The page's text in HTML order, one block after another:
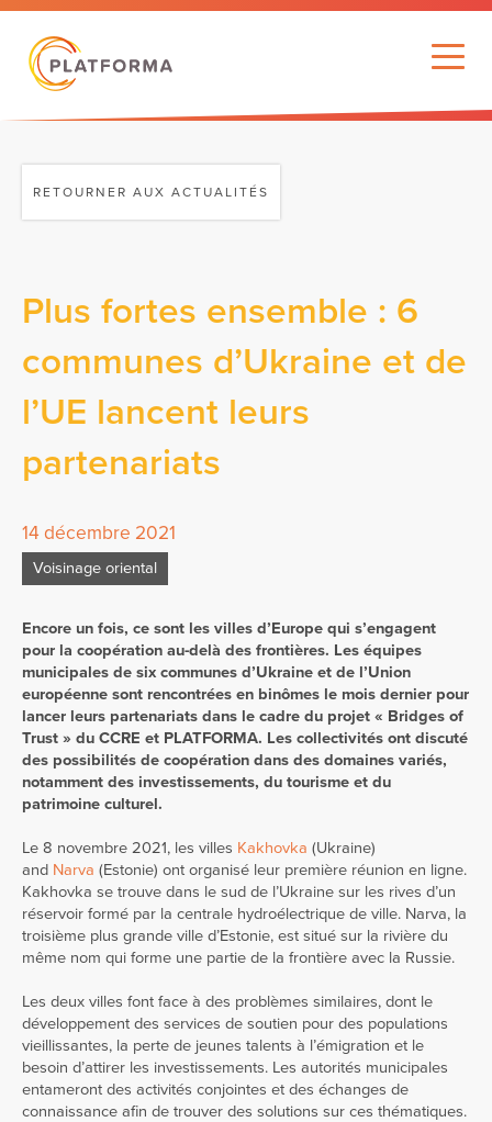
RETOURNER AUX ACTUALITÉS
Plus fortes ensemble : 6
communes d’Ukraine et de
l’UE lancent leurs
partenariats
14 décembre 2021
Voisinage oriental
Encore un fois, ce sont les villes d’Europe qui s’engagent
pour la coopération au-delà des frontières. Les équipes
municipales de six communes d’Ukraine et de l’Union
européenne sont rencontrées en binômes le mois dernier pour
lancer leurs partenariats dans le cadre du projet « Bridges of
Trust » du CCRE et PLATFORMA. Les collectivités ont discuté
des possibilités de coopération dans des domaines variés,
notamment des investissements, du tourisme et du
patrimoine culturel.
Le 8 novembre 2021, les villes Kakhovka (Ukraine)
and Narva (Estonie) ont organisé leur première réunion en ligne.
Kakhovka se trouve dans le sud de l’Ukraine sur les rives d’un
réservoir formé par la centrale hydroélectrique de ville. Narva, la
troisième plus grande ville d’Estonie, est situé sur la rivière du
même nom qui forme une partie de la frontière avec la Russie.
Les deux villes font face à des problèmes similaires, dont le
développement des services de soutien pour des populations
vieillissantes, la perte de jeunes talents à l’émigration et le
besoin d’attirer les investissements. Les autorités municipales
entameront des activités conjointes et des échanges de
connaissance afin de trouver des solutions sur ces thématiques.